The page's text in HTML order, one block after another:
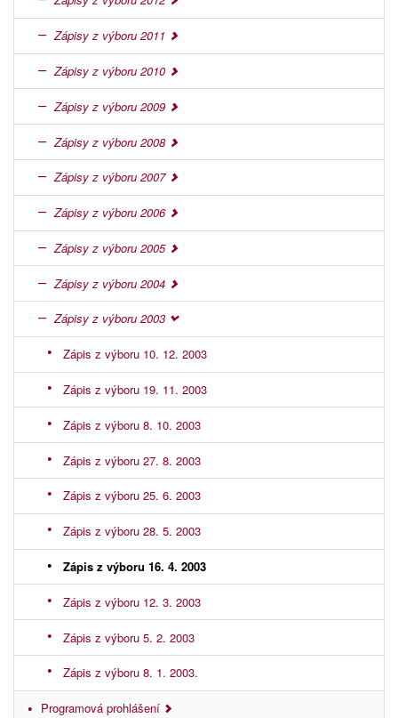
Zápisy z výboru 2011
Zápisy z výboru 2010
Zápisy z výboru 2009
Zápisy z výboru 2008
Zápisy z výboru 2007
Zápisy z výboru 2006
Zápisy z výboru 2005
Zápisy z výboru 2004
Zápisy z výboru 2003
Zápis z výboru 10. 12. 2003
Zápis z výboru 19. 11. 2003
Zápis z výboru 8. 10. 2003
Zápis z výboru 27. 8. 2003
Zápis z výboru 25. 6. 2003
Zápis z výboru 28. 5. 2003
Zápis z výboru 16. 4. 2003
Zápis z výboru 12. 3. 2003
Zápis z výboru 5. 2. 2003
Zápis z výboru 8. 1. 2003.
Programová prohlášení